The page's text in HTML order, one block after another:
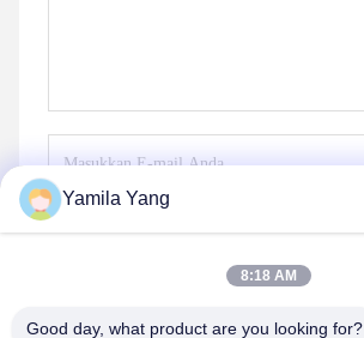
Kirim
Yamila Yang
8:18 AM
Good day, what product are you looking for?